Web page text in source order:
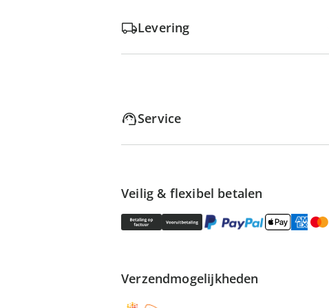
Levering
Service
Veilig & flexibel betalen
Verzendmogelijkheden